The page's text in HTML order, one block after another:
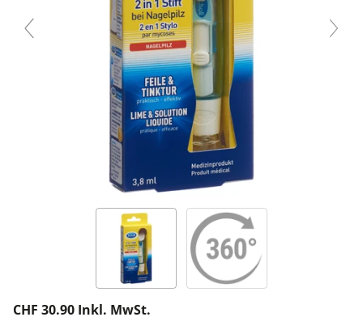
CHF 30.90 Inkl. MwSt.